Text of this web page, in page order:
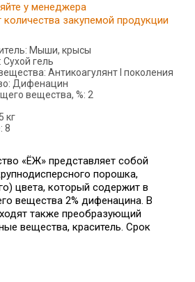
у менеджера
закупемой продукции
Мыши, крысы
Сухой гель
Антикоагулянт I поколения
Дифенацин
вещества, %: 2
кг
8
«ЁЖ» представляет собой
порошка,
цвета, который содержит в
вещества 2% дифенацина. В
также преобразующий
вещества, краситель. Срок